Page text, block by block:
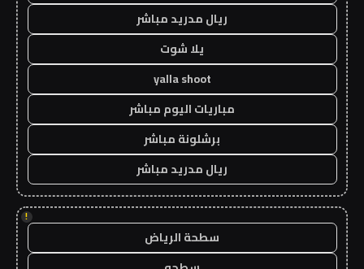
ريال مدريد مباشر
يلا شوت
yalla shoot
مباريات اليوم مباشر
برشلونة مباشر
ريال مدريد مباشر
!
سطحة الرياض